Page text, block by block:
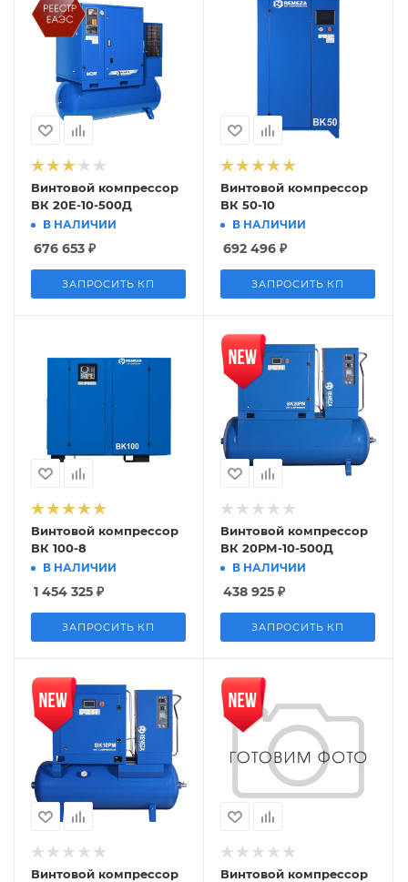
Винтовой компрессор
ВК 20Е-10-500Д
В НАЛИЧИИ
676 653 ₽
ЗАПРОСИТЬ КП
Винтовой компрессор
ВК 50-10
В НАЛИЧИИ
692 496 ₽
ЗАПРОСИТЬ КП
Винтовой компрессор
ВК 100-8
В НАЛИЧИИ
1 454 325 ₽
ЗАПРОСИТЬ КП
Винтовой компрессор
ВК 20РМ-10-500Д
В НАЛИЧИИ
438 925 ₽
ЗАПРОСИТЬ КП
Винтовой компрессор Винтовой компрессор